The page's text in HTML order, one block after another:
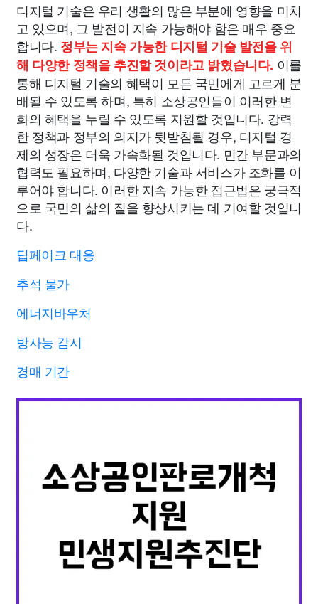
디지털 기술은 우리 생활의 많은 부분에 영향을 미치
고 있으며, 그 발전이 지속 가능해야 함은 매우 중요
합니다. 정부는 지속 가능한 디지털 기술 발전을 위
해 다양한 정책을 추진할 것이라고 밝혔습니다. 이를
통해 디지털 기술의 혜택이 모든 국민에게 고르게 분
배될 수 있도록 하며, 특히 소상공인들이 이러한 변
화의 혜택을 누릴 수 있도록 지원할 것입니다. 강력
한 정책과 정부의 의지가 뒷받침될 경우, 디지털 경
제의 성장은 더욱 가속화될 것입니다. 민간 부문과의
협력도 필요하며, 다양한 기술과 서비스가 조화를 이
루어야 합니다. 이러한 지속 가능한 접근법은 궁극적
으로 국민의 삶의 질을 향상시키는 데 기여할 것입니
다.
딥페이크 대응
추석 물가
에너지바우처
방사능 감시
경매 기간